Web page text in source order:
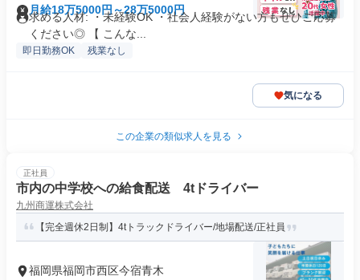
月給18万5000円～28万5000円
求める人材: ・未経験OK ・社会人経験がない方もぜひご応募
ください◎ 【 こんな...
即日勤務OK 残業なし
気になる
この企業の類似求人を見る
正社員
市内の中学校への給食配送 4tドライバー
九州商運株式会社
【完全週休2日制】4tトラックドライバー/地場配送/正社員
福岡県福岡市西区今宿青木